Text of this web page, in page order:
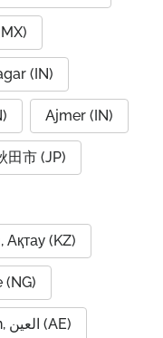
(IN)
Ajmer (IN)
田市 (JP)
Ақтау (KZ)
(NG)
Al Ain, العين (AE)